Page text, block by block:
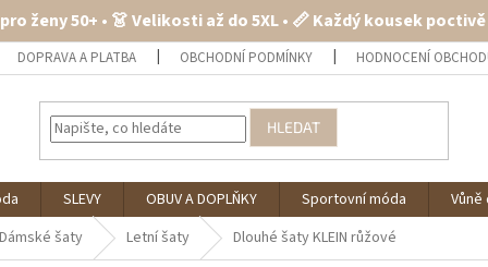
ženy 50+ • 👗 Velikosti až do 5XL • 📏 Každý kousek
DOPRAVA A PLATBA OBCHODNÍ PODMÍNKY HODNOCENÍ
HLEDAT
SLEVY OBUV A DOPLŇKY Sportovní móda
Dámské šaty Letní šaty Dlouhé šaty KLEIN růžové